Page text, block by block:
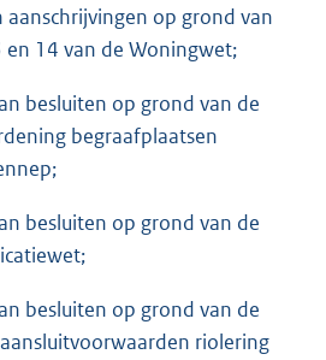
aanschrijvingen op grond van
14 van de Woningwet;
besluiten op grond van de
begraafplaatsen
besluiten op grond van de
besluiten op grond van de
riolering